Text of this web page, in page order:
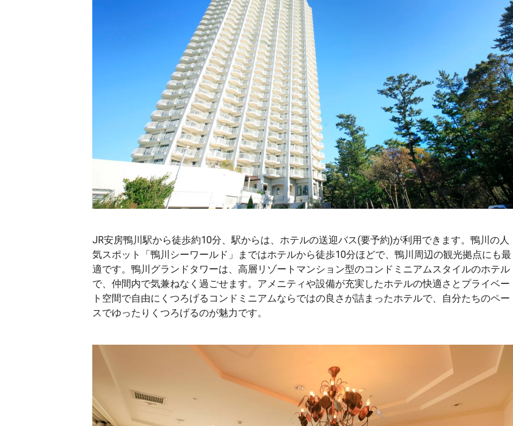
JR安房鴨川駅から徒歩約10分、駅からは、ホテルの送迎バス(要予約)が利用できます。鴨川の人
気スポット「鴨川シーワールド」まではホテルから徒歩10分ほどで、鴨川周辺の観光拠点にも最
適です。鴨川グランドタワーは、高層リゾートマンション型のコンドミニアムスタイルのホテル
で、仲間内で気兼ねなく過ごせます。アメニティや設備が充実したホテルの快適さとプライベー
ト空間で自由にくつろげるコンドミニアムならではの良さが詰まったホテルで、自分たちのペー
スでゆったりくつろげるのが魅力です。